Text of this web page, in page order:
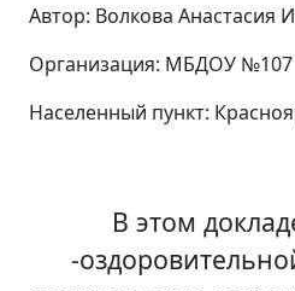
Автор: Волкова Анастасия
Организация: МБДОУ №107
Населенный пункт:
В этом
-